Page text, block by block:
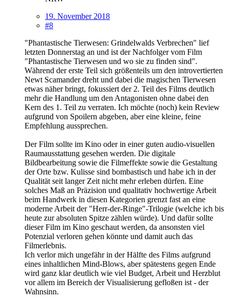
19. November 2018
#8
"Phantastische Tierwesen: Grindelwalds Verbrechen" lief
letzten Donnerstag an und ist der Nachfolger vom Film
"Phantastische Tierwesen und wo sie zu finden sind".
Während der erste Teil sich größenteils um den introvertierten
Newt Scamander dreht und dabei die magischen Tierwesen
etwas näher bringt, fokussiert der 2. Teil des Films deutlich
mehr die Handlung um den Antagonisten ohne dabei den
Kern des 1. Teil zu verraten. Ich möchte (noch) kein Review
aufgrund von Spoilern abgeben, aber eine kleine, feine
Empfehlung aussprechen.
Der Film sollte im Kino oder in einer guten audio-visuellen
Raumausstattung gesehen werden. Die digitale
Bildbearbeitung sowie die Filmeffekte sowie die Gestaltung
der Orte bzw. Kulisse sind bombastisch und habe ich in der
Qualität seit langer Zeit nicht mehr erleben dürfen. Eine
solches Maß an Präzision und qualitativ hochwertige Arbeit
beim Handwerk in diesen Kategorien grenzt fast an eine
moderne Arbeit der "Herr-der-Ringe"-Trilogie (welche ich bis
heute zur absoluten Spitze zählen würde). Und dafür sollte
dieser Film im Kino geschaut werden, da ansonsten viel
Potenzial verloren gehen könnte und damit auch das
Filmerlebnis.
Ich verlor mich ungefähr in der Hälfte des Films aufgrund
eines inhaltlichen Mind-Blows, aber spätestens gegen Ende
wird ganz klar deutlich wie viel Budget, Arbeit und Herzblut
vor allem im Bereich der Visualisierung gefloßen ist - der
Wahnsinn.